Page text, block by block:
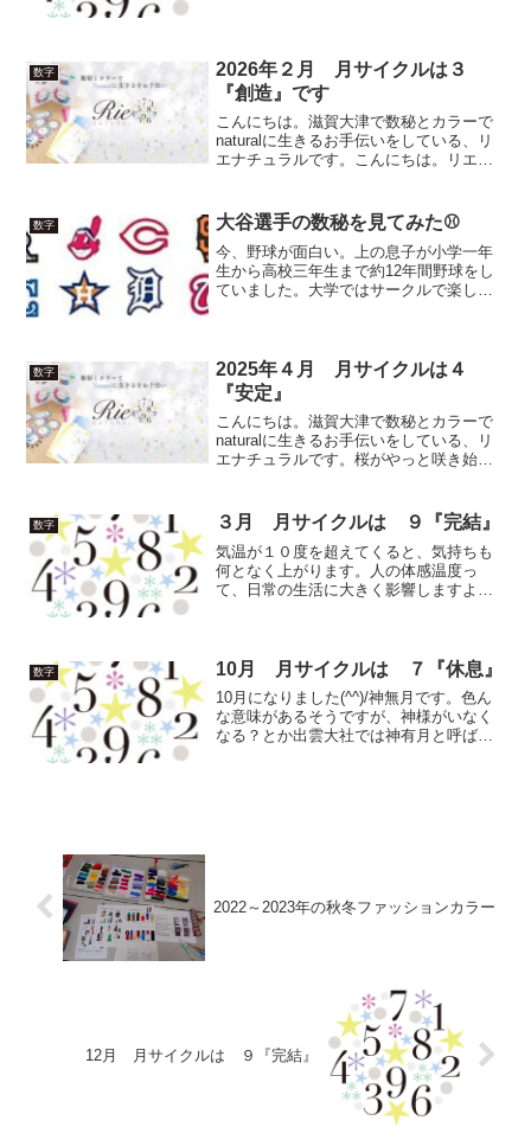
事の方、シフト...
数字
2026年２月 月サイクルは３
『創造』です
こんにちは。滋賀大津で数秘とカラーで
naturalに生きるお手伝いをしている、リ
エナチュラルです。こんにちは。リエナ
と下がり、雪も降る日などもあってとて
も寒い日がずっと...
数字 大谷選手の数秘を見てみた⚾
今、野球が面白い。上の息子が小学一年
生から高校三年生まで約12年間野球をし
ていました。大学ではサークルで楽し
戦は大好き。今年はメッジャ―...
数字
2025年４月 月サイクルは４
『安定』
こんにちは。滋賀大津で数秘とカラーで
naturalに生きるお手伝いをしている、リ
エナチュラルです。桜がやっと咲き始め
た。早咲きの桜はきれいに咲いているの
は見かけますがソ...
数字 ３月 月サイクルは ９『完結』
気温が１０度を超えてくると、気持ちも
何となく上がります。人の体感温度っ
て、日常の生活に大きく影響しますよ
ん見るのかなと思いながら品出...
数字 10月 月サイクルは ７『休息』
10月になりました(^^)/神無月です。色ん
な意味があるそうですが、神様がいなく
なる？とか出雲大社では神有月と呼ばれ
2022～2023年の秋冬ファッションカラー
12月 月サイクルは ９『完結』